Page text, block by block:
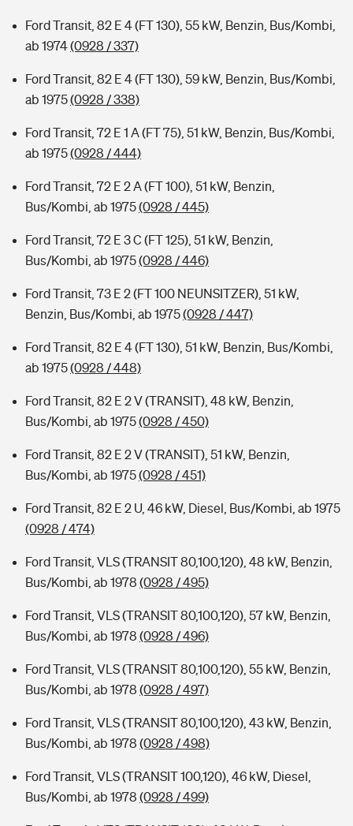
Ford Transit, 82 E 4 (FT 130), 55 kW, Benzin, Bus/Kombi,
ab 1974(0928 / 337)
Ford Transit, 82 E 4 (FT 130), 59 kW, Benzin, Bus/Kombi,
ab 1975(0928 / 338)
Ford Transit, 72 E 1 A (FT 75), 51 kW, Benzin, Bus/Kombi,
ab 1975(0928 / 444)
Ford Transit, 72 E 2 A (FT 100), 51 kW, Benzin,
Bus/Kombi, ab 1975(0928 / 445)
Ford Transit, 72 E 3 C (FT 125), 51 kW, Benzin,
Bus/Kombi, ab 1975(0928 / 446)
Ford Transit, 73 E 2 (FT 100 NEUNSITZER), 51 kW,
Benzin, Bus/Kombi, ab 1975(0928 / 447)
Ford Transit, 82 E 4 (FT 130), 51 kW, Benzin, Bus/Kombi,
ab 1975(0928 / 448)
Ford Transit, 82 E 2 V (TRANSIT), 48 kW, Benzin,
Bus/Kombi, ab 1975(0928 / 450)
Ford Transit, 82 E 2 V (TRANSIT), 51 kW, Benzin,
Bus/Kombi, ab 1975(0928 / 451)
Ford Transit, 82 E 2 U, 46 kW, Diesel, Bus/Kombi, ab 1975
(0928 / 474)
Ford Transit, VLS (TRANSIT 80,100,120), 48 kW, Benzin,
Bus/Kombi, ab 1978 (0928 / 495)
Ford Transit, VLS (TRANSIT 80,100,120), 57 kW, Benzin,
Bus/Kombi, ab 1978 (0928 / 496)
Ford Transit, VLS (TRANSIT 80,100,120), 55 kW, Benzin,
Bus/Kombi, ab 1978 (0928 / 497)
Ford Transit, VLS (TRANSIT 80,100,120), 43 kW, Benzin,
Bus/Kombi, ab 1978 (0928 / 498)
Ford Transit, VLS (TRANSIT 100,120), 46 kW, Diesel,
Bus/Kombi, ab 1978 (0928 / 499)